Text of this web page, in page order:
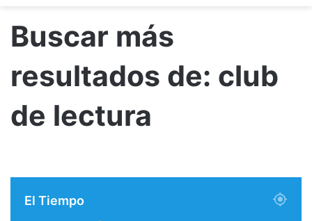
Buscar más
resultados de: club
de lectura
El Tiempo